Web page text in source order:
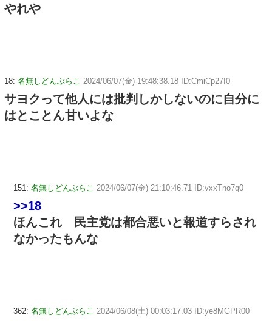
やれや
18: 名無しどんぶらこ 2024/06/07(金) 19:48:38.18 ID:CmiCp27I0
サヨクって他人には批判しかしないのに自分に
はとことん甘いよな
151: 名無しどんぶらこ 2024/06/07(金) 21:10:46.71 ID:vxxTno7q0
>>18
ほんこれ 民主党は都合悪いと報道すらされ
なかったもんな
362: 名無しどんぶらこ 2024/06/08(土) 00:03:17.03 ID:ye8MGPR00